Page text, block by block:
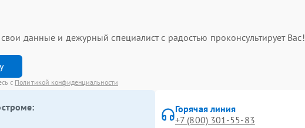
свои данные и дежурный специалист с радостью проконсультирует Вас!
с Политикой конфиденциальности
Горячая линия
+7 (800) 301-55-83